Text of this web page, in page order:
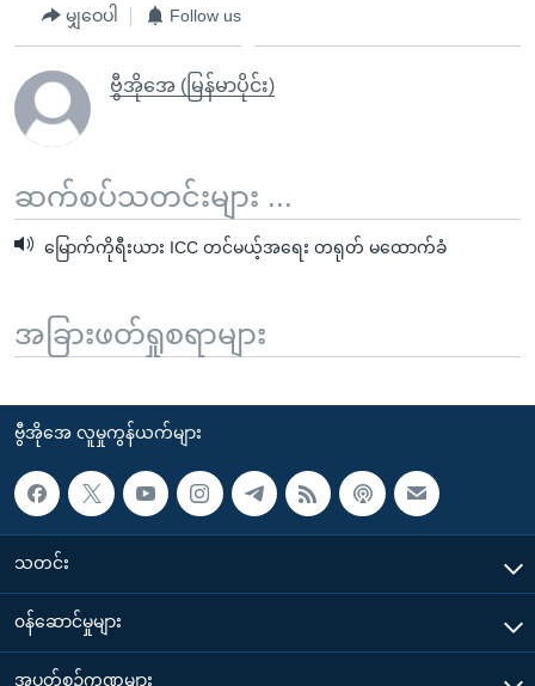
မျှဝေပါ Follow us
ဗွီအိုအေ (မြန်မာပိုင်း)
ဆက်စပ်သတင်းများ ...
မြောက်ကိုရီးယား ICC တင်မယ့်အရေး တရုတ် မထောက်ခံ
အခြားဖတ်ရှုစရာများ
ဗွီအိုအေ လူမှုကွန်ယက်များ
သတင်း
၀န်ဆောင်မှုများ
အပတ်စဉ်ကဏ္ဍများ